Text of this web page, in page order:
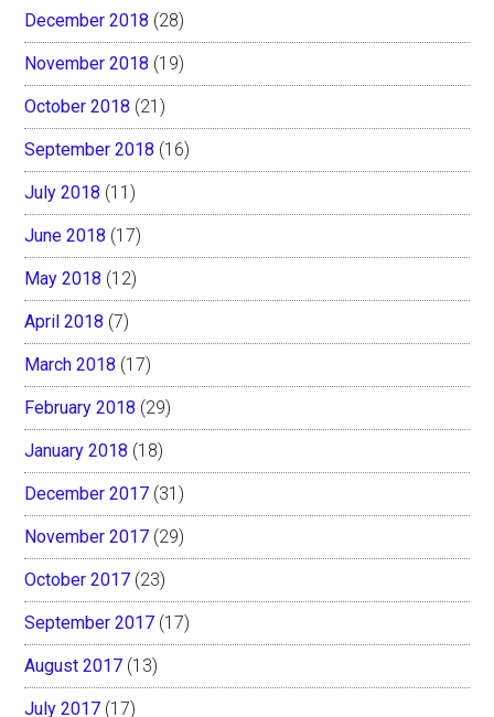
December 2018 (28)
November 2018 (19)
October 2018 (21)
September 2018 (16)
July 2018 (11)
June 2018 (17)
May 2018 (12)
April 2018 (7)
March 2018 (17)
February 2018 (29)
January 2018 (18)
December 2017 (31)
November 2017 (29)
October 2017 (23)
September 2017 (17)
August 2017 (13)
July 2017 (17)